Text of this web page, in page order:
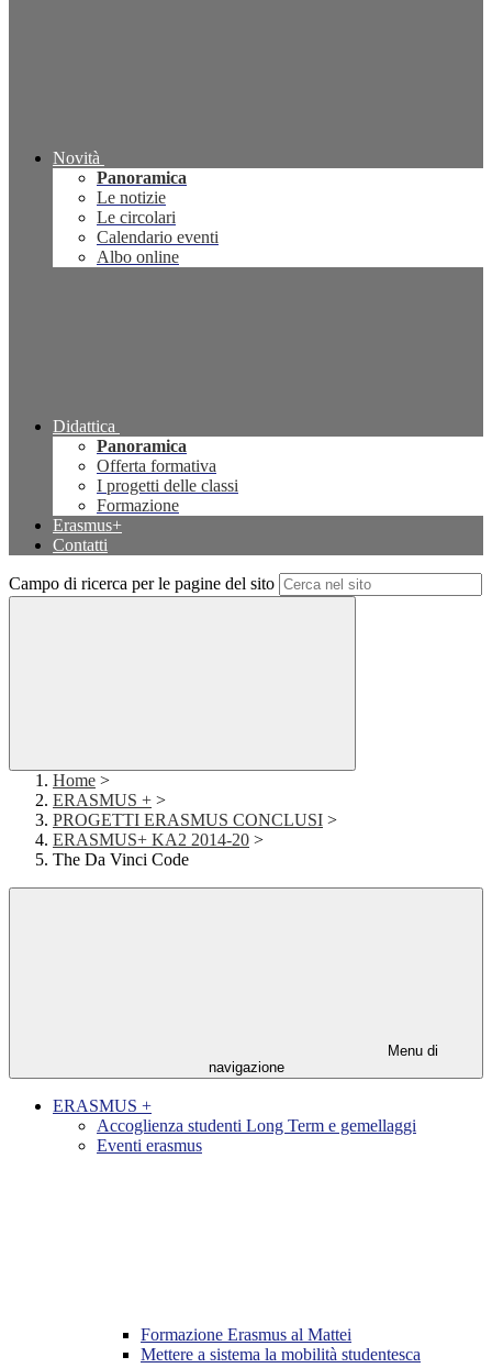
Novità
Panoramica
Le notizie
Le circolari
Calendario eventi
Albo online
Didattica
Panoramica
Offerta formativa
I progetti delle classi
Formazione
Erasmus+
Contatti
Campo di ricerca per le pagine del sito
Home >
ERASMUS + >
PROGETTI ERASMUS CONCLUSI >
ERASMUS+ KA2 2014-20 >
The Da Vinci Code
Menu di
navigazione
ERASMUS +
Accoglienza studenti Long Term e gemellaggi
Eventi erasmus
Formazione Erasmus al Mattei
Mettere a sistema la mobilità studentesca